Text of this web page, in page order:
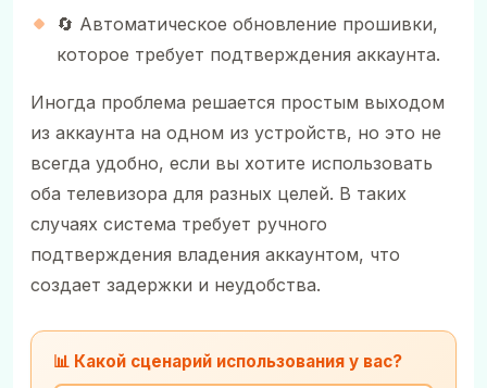
🔄 Автоматическое обновление прошивки,
которое требует подтверждения аккаунта.
Иногда проблема решается простым выходом
из аккаунта на одном из устройств, но это не
всегда удобно, если вы хотите использовать
оба телевизора для разных целей. В таких
случаях система требует ручного
подтверждения владения аккаунтом, что
создает задержки и неудобства.
📊 Какой сценарий использования у вас?